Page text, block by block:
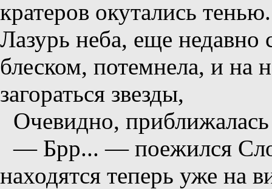
кратеров окутались
Лазурь неба, еще
блеском, потемнела, и на
загораться звезды,
Очевидно,
— Брр... — поежился
находятся теперь уже на